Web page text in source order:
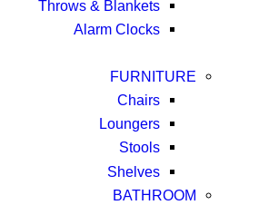
Throws & Blankets
Alarm Clocks
FURNITURE
Chairs
Loungers
Stools
Shelves
BATHROOM